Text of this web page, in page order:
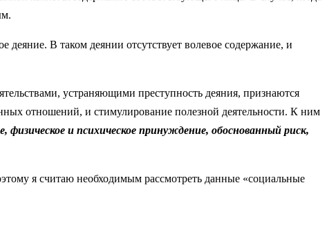
В таком деянии отсутствует волевое содержание, и
устраняющими преступность деяния, признаются
отношений, и стимулирование полезной деятельности. К ним
и психическое принуждение, обоснованный риск,
я считаю необходимым рассмотреть данные «социальные